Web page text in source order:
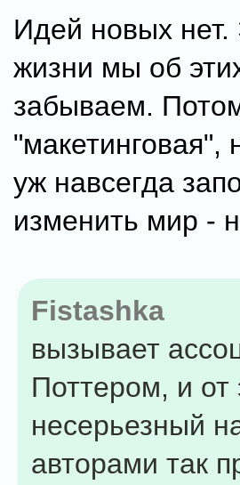
Идей новых нет.
жизни мы об
забываем.
"макетинговая",
уж навсегда
изменить мир -
Fistashka
вызывает
Поттером, и от
несерьезный
авторами так